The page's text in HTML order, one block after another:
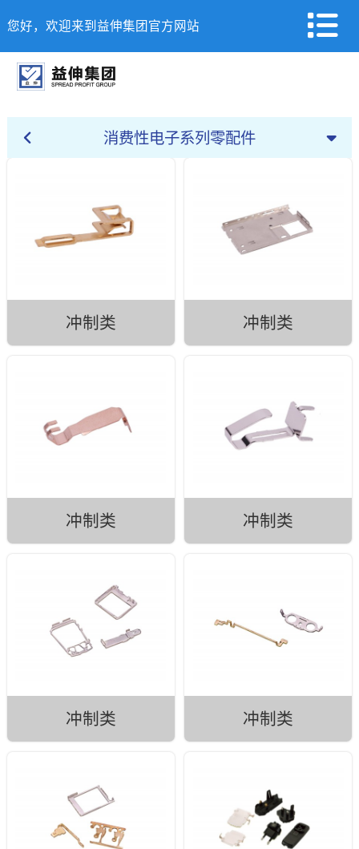
您好，欢迎来到益伸集团官方网站
消费性电子系列零配件
冲制类 冲制类
冲制类 冲制类
冲制类 冲制类